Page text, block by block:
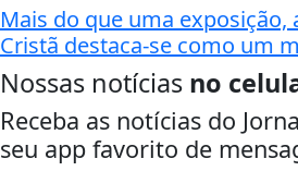
Mais do que uma exposição,
Cristã destaca-se como um
Nossas notícias no
Receba as notícias do
seu app favorito de